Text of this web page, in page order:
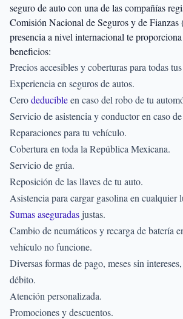
seguro de auto con una de las compañías
Comisión Nacional de Seguros y de Fianzas
presencia a nivel internacional te
beneficios:
Precios accesibles y coberturas para todas
Experiencia en seguros de autos.
Cerodeducibleen caso del robo de tu
Servicio de asistencia y conductor en caso
Reparaciones para tu vehículo.
Cobertura en toda la República Mexicana.
Servicio de grúa.
Reposición de las llaves de tu auto.
Asistencia para cargar gasolina en cualquier
Sumas aseguradasjustas.
Cambio de neumáticos y recarga de batería
vehículo no funcione.
Diversas formas de pago, meses sin
débito.
Atención personalizada.
Promociones y descuentos.